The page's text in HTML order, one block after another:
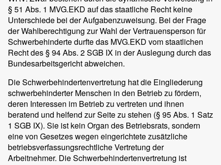
§ 51 Abs. 1 MVG.EKD auf das staatliche Recht keine
Unterschiede bei der Aufgabenzuweisung. Bei der Frage
der Wahlberechtigung zur Wahl der Vertrauensperson für
Schwerbehinderte durfte das MVG.EKD vom staatlichen
Recht des § 94 Abs. 2 SGB IX in der Auslegung durch das
Bundesarbeitsgericht abweichen.
Die Schwerbehindertenvertretung hat die Eingliederung
schwerbehinderter Menschen in den Betrieb zu fördern,
deren Interessen im Betrieb zu vertreten und ihnen
beratend und helfend zur Seite zu stehen (§ 95 Abs. 1 Satz
1 SGB IX). Sie ist kein Organ des Betriebsrats, sondern
eine von Gesetzes wegen eingerichtete zusätzliche
betriebsverfassungsrechtliche Vertretung der
Arbeitnehmer. Die Schwerbehindertenvertretung ist